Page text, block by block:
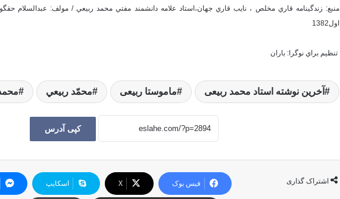
منبع: زندگينامه قاري مخلص ، نايب قاري جهان،استاد علامه دانشمند مفتي محمد ربيعي / مولف: عبدالسلام
اول1382
تنظيم براي نوگرا: باران
آخرین نوشته استاد محمد ربیعی ماموستا ربیعی محمّد ربيعي
کپی آدرس
اشتراک گذاری فیس بوک X اسکایپ